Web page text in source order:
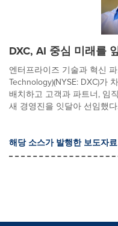
DXC, AI 중심 미래를
엔터프라이즈 기술과 혁신
Technology)(NYSE: DXC)가
배치하고 고객과 파트너, 임
새 경영진을 잇달아 선임했
해당 소스가 발행한 보도자